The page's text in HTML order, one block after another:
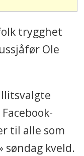
trygghet
Ole
til alle som
kveld.